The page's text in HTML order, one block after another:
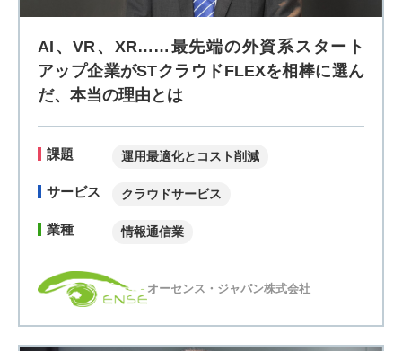
AI、VR、XR……最先端の外資系スタート
アップ企業がSTクラウドFLEXを相棒に選ん
だ、本当の理由とは
課題 運用最適化とコスト削減
サービス クラウドサービス
業種 情報通信業
オーセンス・ジャパン株式会社